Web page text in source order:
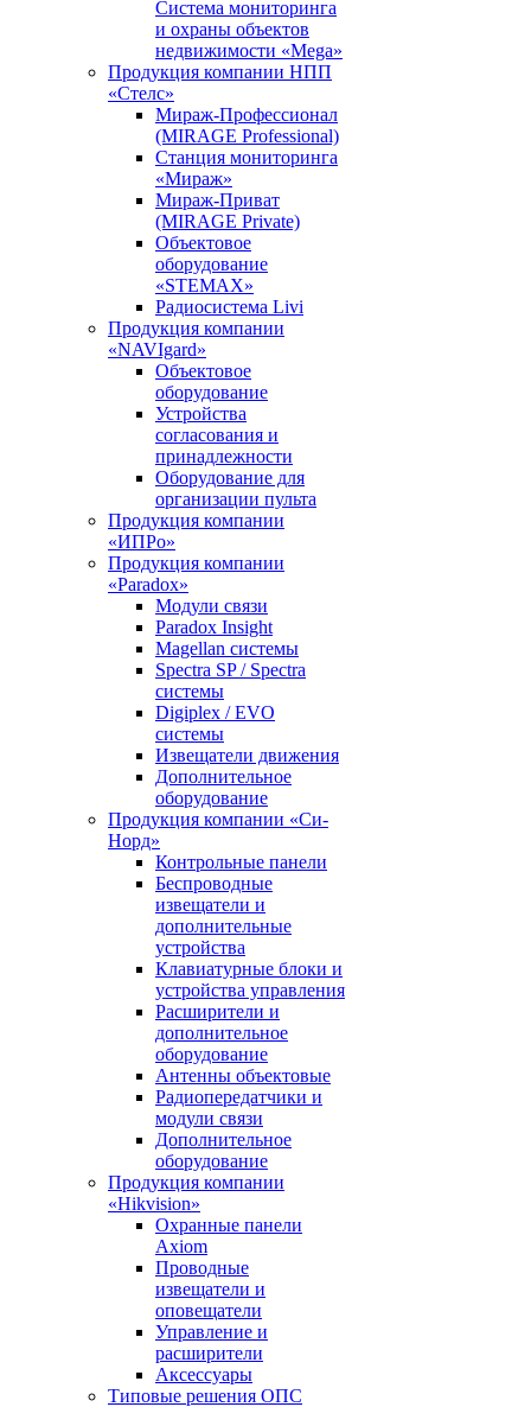
Система мониторинга
и охраны объектов
недвижимости «Mega»
Продукция компании НПП
«Стелс»
Мираж-Профессионал
(MIRAGE Professional)
Станция мониторинга
«Мираж»
Мираж-Приват
(MIRAGE Private)
Объектовое
оборудование
«STEMAX»
Радиосистема Livi
Продукция компании
«NAVIgard»
Объектовое
оборудование
Устройства
согласования и
принадлежности
Оборудование для
организации пульта
Продукция компании
«ИПРо»
Продукция компании
«Paradox»
Модули связи
Paradox Insight
Magellan системы
Spectra SP / Spectra
системы
Digiplex / EVO
системы
Извещатели движения
Дополнительное
оборудование
Продукция компании «Си-
Норд»
Контрольные панели
Беспроводные
извещатели и
дополнительные
устройства
Клавиатурные блоки и
устройства управления
Расширители и
дополнительное
оборудование
Антенны объектовые
Радиопередатчики и
модули связи
Дополнительное
оборудование
Продукция компании
«Hikvision»
Охранные панели
Axiom
Проводные
извещатели и
оповещатели
Управление и
расширители
Аксессуары
Типовые решения ОПС